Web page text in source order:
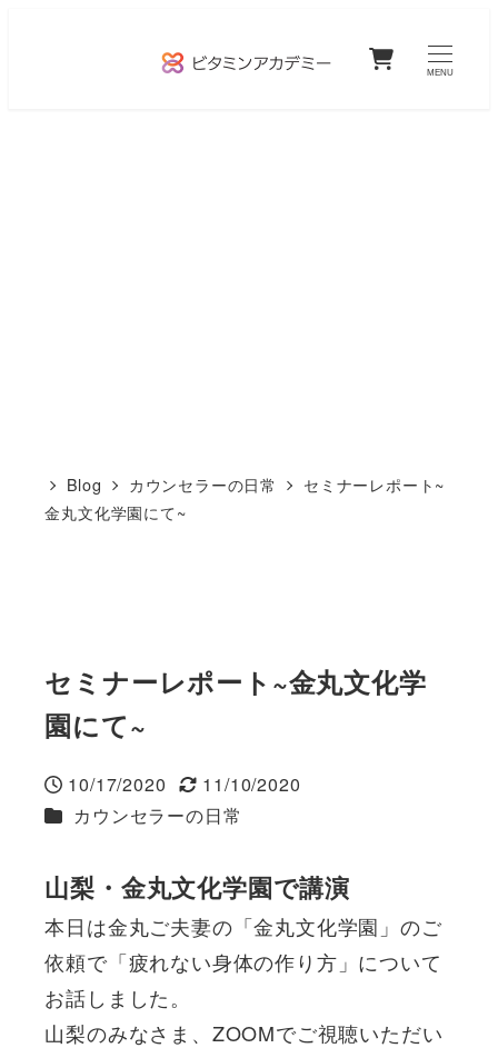
0
MENU
Blog カウンセラーの日常
セミナーレポート~
金丸文化学園にて~
セミナーレポート~金丸文化学
園にて~
投稿日
10/17/2020
更新日
11/10/2020
カテゴリー
カウンセラーの日常
山梨・金丸文化学園で講演
本日は金丸ご夫妻の「金丸文化学園」のご
依頼で「疲れない身体の作り方」について
お話しました。
山梨のみなさま、ZOOMでご視聴いただい